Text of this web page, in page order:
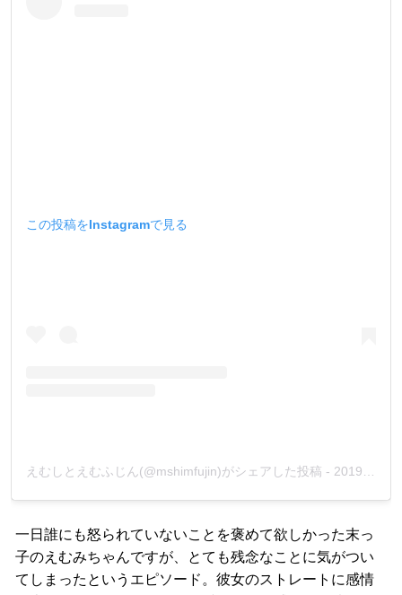
この投稿をInstagramで見る
えむしとえむふじん(@mshimfujin)がシェアした投稿 - 2019年12月月13日午後8時39分PST
一日誰にも怒られていないことを褒めて欲しかった末っ
子のえむみちゃんですが、とても残念なことに気がつい
てしまったというエピソード。彼女のストレートに感情